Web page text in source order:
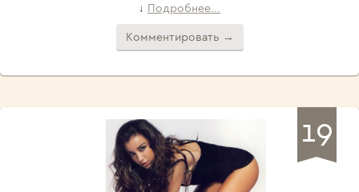
↓ Подробнее...
Комментировать →
19